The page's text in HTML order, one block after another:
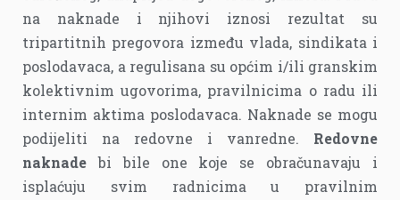
na naknade i njihovi iznosi rezultat su
tripartitnih pregovora između vlada, sindikata i
poslodavaca, a regulisana su općim i/ili granskim
kolektivnim ugovorima, pravilnicima o radu ili
internim aktima poslodavaca. Naknade se mogu
podijeliti na redovne i vanredne. Redovne
naknade bi bile one koje se obračunavaju i
isplaćuju svim radnicima u pravilnim